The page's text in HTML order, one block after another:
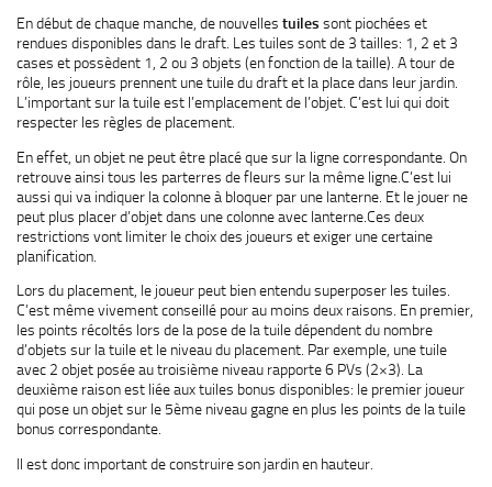
En début de chaque manche, de nouvelles tuiles sont piochées et
rendues disponibles dans le draft. Les tuiles sont de 3 tailles: 1, 2 et 3
cases et possèdent 1, 2 ou 3 objets (en fonction de la taille). A tour de
rôle, les joueurs prennent une tuile du draft et la place dans leur jardin.
L’important sur la tuile est l’emplacement de l’objet. C’est lui qui doit
respecter les règles de placement.
En effet, un objet ne peut être placé que sur la ligne correspondante. On
retrouve ainsi tous les parterres de fleurs sur la même ligne.C’est lui
aussi qui va indiquer la colonne à bloquer par une lanterne. Et le jouer ne
peut plus placer d’objet dans une colonne avec lanterne.Ces deux
restrictions vont limiter le choix des joueurs et exiger une certaine
planification.
Lors du placement, le joueur peut bien entendu superposer les tuiles.
C’est même vivement conseillé pour au moins deux raisons. En premier,
les points récoltés lors de la pose de la tuile dépendent du nombre
d’objets sur la tuile et le niveau du placement. Par exemple, une tuile
avec 2 objet posée au troisième niveau rapporte 6 PVs (2×3). La
deuxième raison est liée aux tuiles bonus disponibles: le premier joueur
qui pose un objet sur le 5ème niveau gagne en plus les points de la tuile
bonus correspondante.
Il est donc important de construire son jardin en hauteur.